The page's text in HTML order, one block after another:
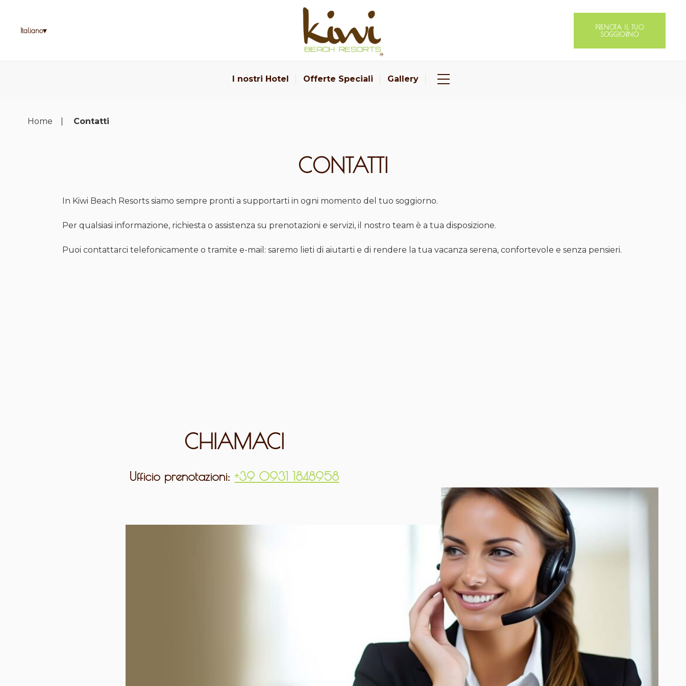
Italiano
I nostri Hotel Offerte Speciali Gallery
PRENOTA IL TUO
SOGGIORNO
Home Contatti
CONTATTI
In Kiwi Beach Resorts siamo sempre pronti a supportarti in ogni momento del tuo soggiorno.
Per qualsiasi informazione, richiesta o assistenza su prenotazioni e servizi, il nostro team è a tua disposizione.
Puoi contattarci telefonicamente o tramite e-mail: saremo lieti di aiutarti e di rendere la tua vacanza serena, confortevole e senza pensieri.
CHIAMACI
Ufficio prenotazioni:+39 0931 1848958